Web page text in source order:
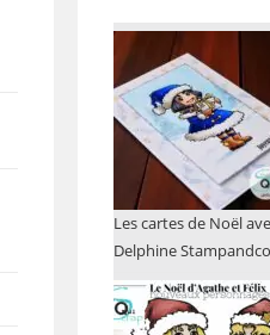
Les cartes de Noël
Delphine